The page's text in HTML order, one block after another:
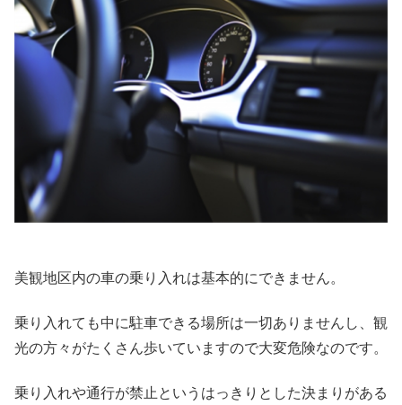
美観地区内の車の乗り入れは基本的にできません。
乗り入れても中に駐車できる場所は一切ありませんし、観
光の方々がたくさん歩いていますので大変危険なのです。
乗り入れや通行が禁止というはっきりとした決まりがある